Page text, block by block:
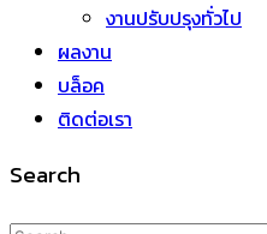
งานปรับปรุงทั่วไป
ผลงาน
บล็อค
ติดต่อเรา
Search